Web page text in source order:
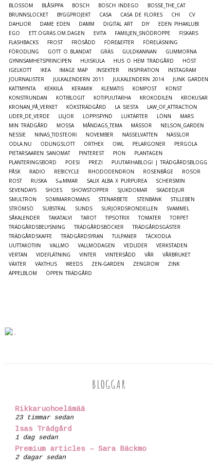
BLOSSOM
BLÅSIPPA BOSCH BOSCH INDEGO
BOSSE_THE_CAT
BRUNNSLOCKET
BYGGPROJEKT CASA CASA DE FLORES CHI
CV
DAHLIOR
DAME EDEN DAMM DIGITAL ART DIY
EDEN PIHAKLUBI
EGO
ETT.OGRÄS.OM.DAGEN EVITA FAMILJEN_SNÖDROPPE
FISKARS
FLASHBACKS
FROST FRÖSÅDD FÖRE&EFTER
FÖRELÄSNING
FÖRODLING
GOTT O BLANDAT GRÄS GULDKANNAN
GUMMORNA
GYNNSAMHETSPRINCIPEN
HUISKULA HUS O HEM TRÄDGÅRD
HÖST
IGELKOTT
IKEA IMAGE MAP INSEKTER INSPIRATION
INSTAGRAM
JOURNALISTER
JULKALENDERN 2011 JULKALENDERN 2014
JUNK GARDEN
KATTMYNTA
KEKKILÄ KERAMIK KLEMATIS KOMPOST
KONST
KONSTRUNDAN
KOTIBLOGIT KOTIPUUTARHA KROKODILEN
KROKUSAR
KRONAN_PÅ_VERKET
KÖKSTRÄDGÅRD LA SIESTA
LAW_OF_ATTRACTION
LIDER_DE_VERDE
LILJOR LOPPISFYND LUKTÄRTER LÖNN
MARS
MIN TRÄDGÅRD
MOSSA MÅNDAGS_TEMA MÄSSOR
NELSON_GARDEN
NESSIE
NINAS_TIDSTEORI NOVEMBER NÄSSELVATTEN
NÄSSLOR
ODLA.NU
ODLINGSLOTT ORTHEX OWL PELARGONER
PERGOLA
PIETARSAAREN SANOMAT
PINTEREST PION
PLANTAGEN
PLANTERINGSBORD
POESI PREZI
PUUTARHABLOGI | TRÄDGÅRDSBLOGG
PÅSK
RADIO REBICYCLE RHODODENDRON ROSENBÅGE
ROSOR
ROST
RUSKA S☼MMAR SALIX ALBA X PURPUREA
SCHERSMIN
SEVENDAYS
SHOES SHOWSTOPPER SJUKDOMAR
SKADEDJUR
SMULTRON
SOMMARROMANS STENARBETE STENBÄNK
STILLEBEN
STRÖMSÖ
SUBSTRAL SUNDS SURJORDSRONDELLEN
SVAMMEL
SÅKALENDER
TAKATALVI TAROT TIPSOTRIX TOMATER
TORPET
TRÄDGÅRDSBELYSNING
TRÄDGÅRDSBÖCKER
TRÄDGÅRDSGÄSTER
TRÄDGÅRDSKAFFE
TRÄDGÅRDSYRAN TULPANER
TÄCKODLA
UUTTAKOTIIN
VALLMO VALLMODAGEN VEDLIDER
VERKSTADEN
VERTAN
VIDEFLÄTNING VINTER VINTERSÅDD VÅR
VÅRBRUKET
VÄXTER
VÄXTHUS WEEDS ZEN-GARDEN ZENGROW
ZINK
ÄPPELBLOM
ÖPPEN TRÄDGÅRD
BLOGGAR
Rikkaruohoelämää
23 timmar sedan
Isas Trädgård
1 dag sedan
Premium articles – Sara Bäckmo
2 dagar sedan